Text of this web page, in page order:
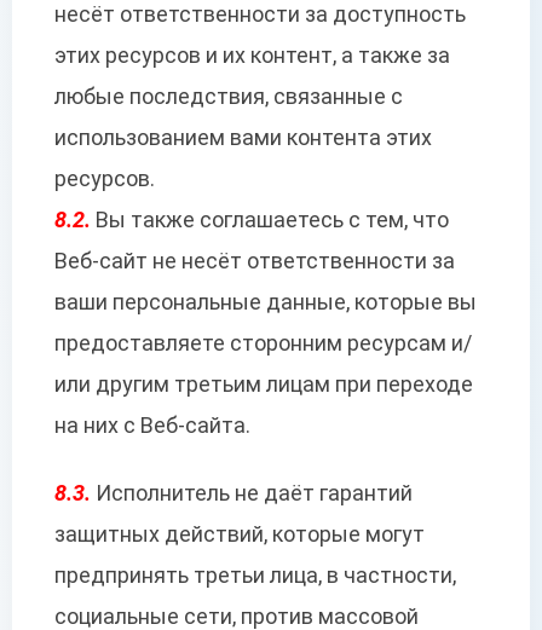
несёт ответственности за доступность
этих ресурсов и их контент, а также за
любые последствия, связанные с
использованием вами контента этих
ресурсов.
8.2. Вы также соглашаетесь с тем, что
Веб-сайт не несёт ответственности за
ваши персональные данные, которые вы
предоставляете сторонним ресурсам и/
или другим третьим лицам при переходе
на них с Веб-сайта.
8.3. Исполнитель не даёт гарантий
защитных действий, которые могут
предпринять третьи лица, в частности,
социальные сети, против массовой